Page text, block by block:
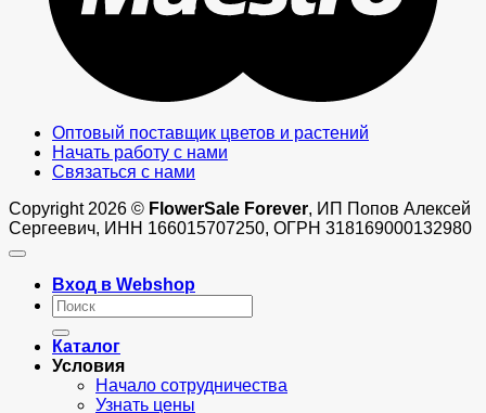
Оптовый поставщик цветов и растений
Начать работу с нами
Связаться с нами
Copyright 2026 © FlowerSale Forever, ИП Попов Алексей
Сергеевич, ИНН 166015707250, ОГРН 318169000132980
Вход в Webshop
Искать:
Каталог
Условия
Начало сотрудничества
Узнать цены